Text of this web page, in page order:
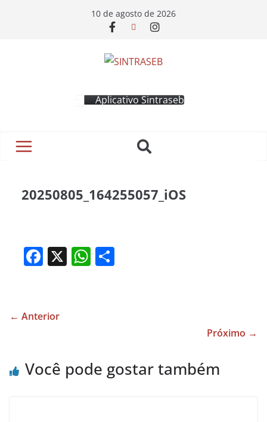
10 de agosto de 2026
Aplicativo Sintraseb
20250805_164255057_iOS
F
e
o
X W
p
← Anterior
Próximo →
Você pode gostar também